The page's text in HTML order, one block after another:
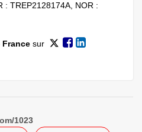
: TREP2128174A, NOR :
Francesur
1023